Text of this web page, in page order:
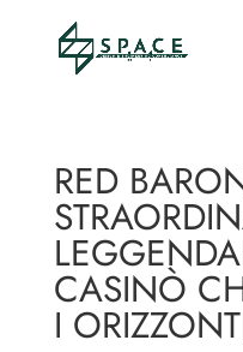
RED
CASINÒ
I